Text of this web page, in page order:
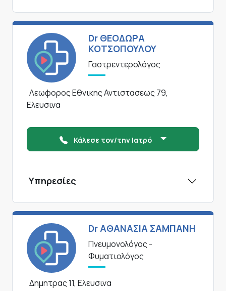
Dr ΘΕΟΔΩΡΑ
ΚΟΤΣΟΠΟΥΛΟΥ
Γαστρεντερολόγος
Λεωφορος Εθνικης Αντιστασεως 79,
Ελευσινα
Κάλεσε τον/την Ιατρό
Υπηρεσίες
Dr ΑΘΑΝΑΣΙΑ ΣΑΜΠΑΝΗ
Πνευμονολόγος -
Φυματιολόγος
Δημητρας 11, Ελευσινα